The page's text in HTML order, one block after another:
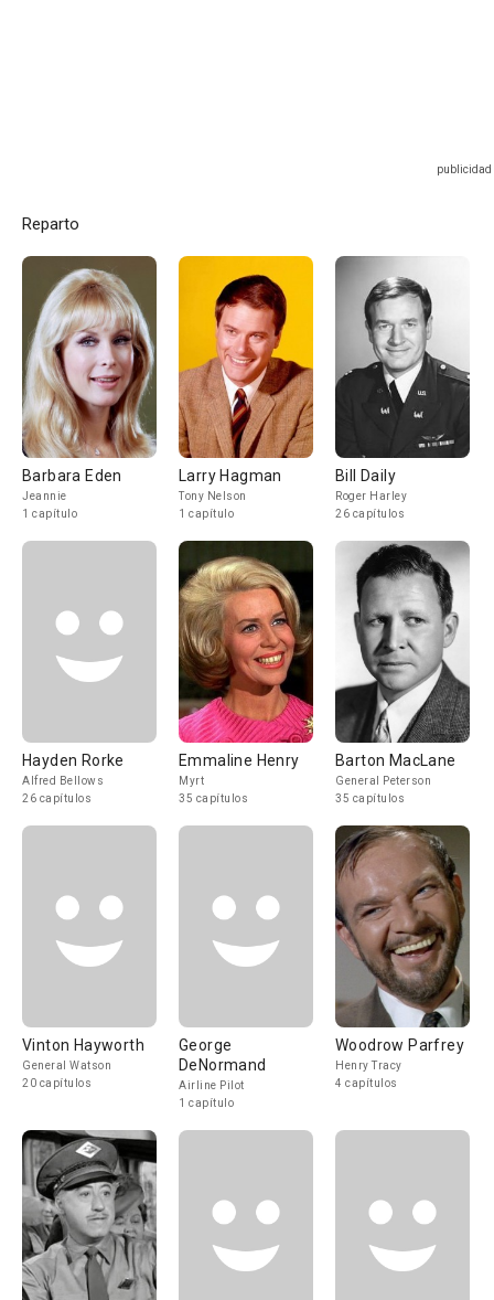
Reparto
Barbara Eden
Jeannie
1 capítulo
Larry Hagman
Tony Nelson
1 capítulo
Bill Daily
Roger Harley
26 capítulos
Hayden Rorke
Alfred Bellows
26 capítulos
Emmaline Henry
Myrt
35 capítulos
Barton MacLane
General Peterson
35 capítulos
Vinton Hayworth
General Watson
20 capítulos
George
DeNormand
Airline Pilot
1 capítulo
Woodrow Parfrey
Henry Tracy
4 capítulos